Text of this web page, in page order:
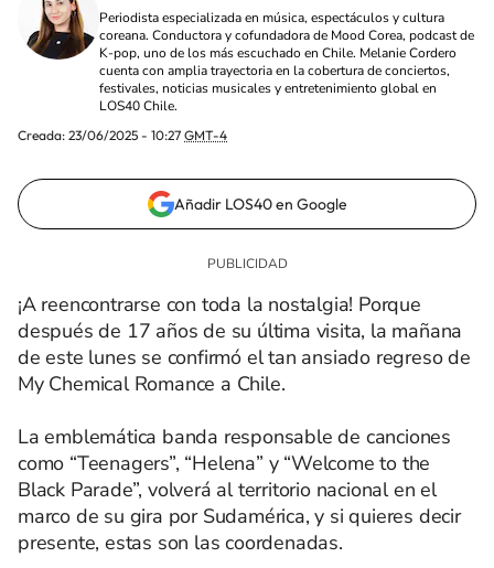
Periodista especializada en música, espectáculos y cultura
coreana. Conductora y cofundadora de Mood Corea, podcast de
K-pop, uno de los más escuchado en Chile. Melanie Cordero
cuenta con amplia trayectoria en la cobertura de conciertos,
festivales, noticias musicales y entretenimiento global en
LOS40 Chile.
Creada: 23/06/2025 - 10:27 GMT-4
Añadir LOS40 en Google
¡A reencontrarse con toda la nostalgia! Porque
después de 17 años de su última visita, la mañana
de este lunes se confirmó el tan ansiado regreso de
My Chemical Romance a Chile.
La emblemática banda responsable de canciones
como “Teenagers”, “Helena” y “Welcome to the
Black Parade”, volverá al territorio nacional en el
marco de su gira por Sudamérica, y si quieres decir
presente, estas son las coordenadas.